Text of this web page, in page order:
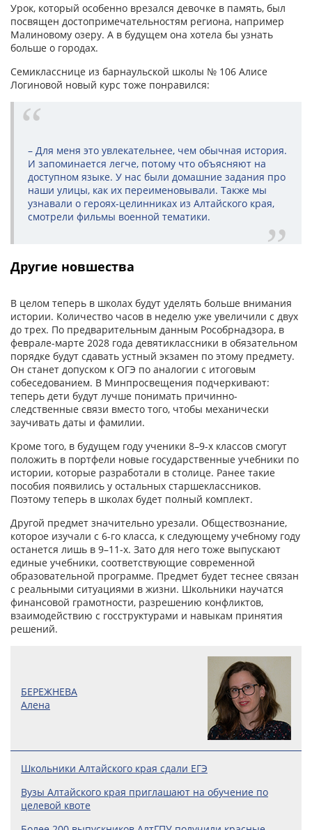
Урок, который особенно врезался девочке в память, был
посвящен достопримечательностям региона, например
Малиновому озеру. А в будущем она хотела бы узнать
больше о городах.
Семикласснице из барнаульской школы № 106 Алисе
Логиновой новый курс тоже понравился:
– Для меня это увлекательнее, чем обычная история.
И запоминается легче, потому что объясняют на
доступном языке. У нас были домашние задания про
наши улицы, как их переименовывали. Также мы
узнавали о героях-целинниках из Алтайского края,
смотрели фильмы военной тематики.
Другие новшества
В целом теперь в школах будут уделять больше внимания
истории. Количество часов в неделю уже увеличили с двух
до трех. По предварительным данным Рособрнадзора, в
феврале-марте 2028 года девятиклассники в обязательном
порядке будут сдавать устный экзамен по этому предмету.
Он станет допуском к ОГЭ по аналогии с итоговым
собеседованием. В Минпросвещения подчеркивают:
теперь дети будут лучше понимать причинно-
следственные связи вместо того, чтобы механически
заучивать даты и фамилии.
Кроме того, в будущем году ученики 8–9-х классов смогут
положить в портфели новые государственные учебники по
истории, которые разработали в столице. Ранее такие
пособия появились у остальных старшеклассников.
Поэтому теперь в школах будет полный комплект.
Другой предмет значительно урезали. Обществознание,
которое изучали с 6-го класса, к следующему учебному году
останется лишь в 9–11-х. Зато для него тоже выпускают
единые учебники, соответствующие современной
образовательной программе. Предмет будет теснее связан
с реальными ситуациями в жизни. Школьники научатся
финансовой грамотности, разрешению конфликтов,
взаимодействию с госструктурами и навыкам принятия
решений.
БЕРЕЖНЕВА
Алена
Школьники Алтайского края сдали ЕГЭ
Вузы Алтайского края приглашают на обучение по
целевой квоте